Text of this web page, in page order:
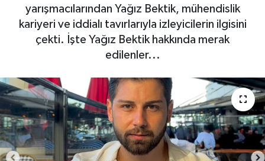
yarışmacılarından Yağız Bektik, mühendislik
kariyeri ve iddialı tavırlarıyla izleyicilerin ilgisini
çekti. İşte Yağız Bektik hakkında merak
edilenler...